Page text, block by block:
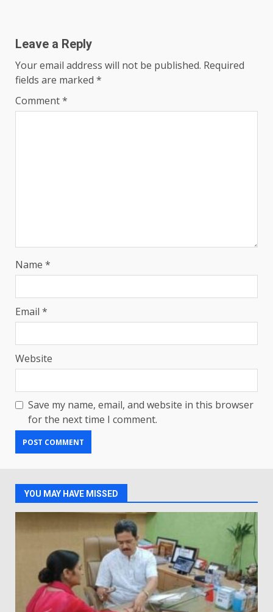
Leave a Reply
Your email address will not be published. Required
fields are marked *
Comment*
Name *
Email *
Website
Save my name, email, and website in this browser
for the next time I comment.
YOU MAY HAVE MISSED